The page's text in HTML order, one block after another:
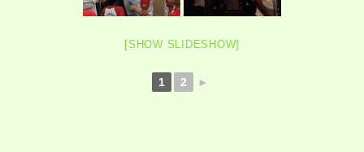
[SHOW SLIDESHOW]
1 2 ►